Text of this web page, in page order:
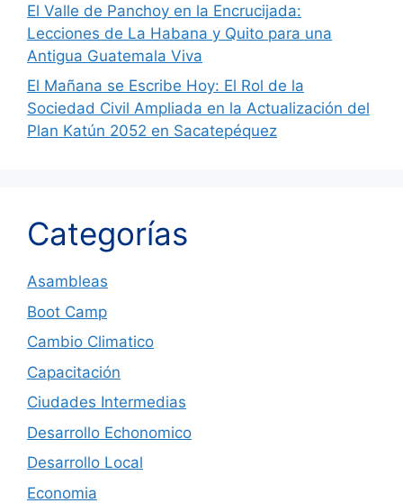
El Valle de Panchoy en la Encrucijada:
Lecciones de La Habana y Quito para una
Antigua Guatemala Viva
El Mañana se Escribe Hoy: El Rol de la
Sociedad Civil Ampliada en la Actualización del
Plan Katún 2052 en Sacatepéquez
Categorías
Asambleas
Boot Camp
Cambio Climatico
Capacitación
Ciudades Intermedias
Desarrollo Echonomico
Desarrollo Local
Economia